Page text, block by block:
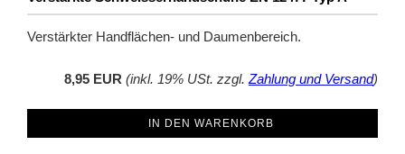
Verstärkter Handflächen- und Daumenbereich.
8,95 EUR (inkl. 19% USt. zzgl. Zahlung und Versand)
IN DEN WARENKORB